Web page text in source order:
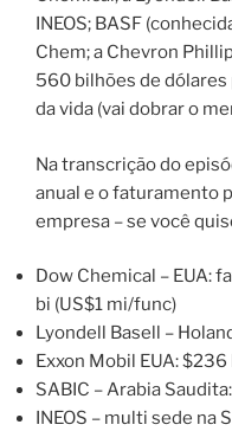
INEOS; BASF
Chem; a Chevron
560 bilhões de dólares
da vida (vai dobrar o
Na transcrição do
anual e o faturamento
empresa – se você
Dow Chemical – EUA:
bi (US$1 mi/func)
Lyondell Basell –
Exxon Mobil EUA:
SABIC – Arabia
INEOS – multi sede na